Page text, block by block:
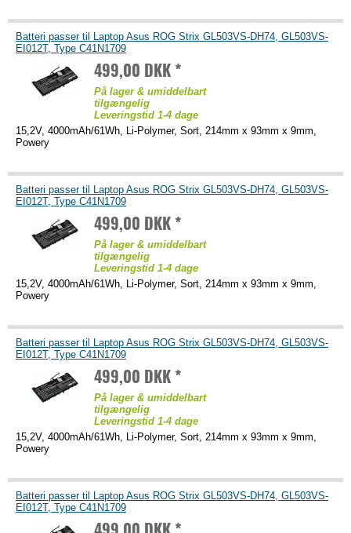
Batteri passer til Laptop Asus ROG Strix GL503VS-DH74, GL503VS-
EI012T, Type C41N1709
499,00 DKK *
På lager & umiddelbart
tilgængelig
Leveringstid 1-4 dage
15,2V, 4000mAh/61Wh, Li-Polymer, Sort, 214mm x 93mm x 9mm,
Powery
Batteri passer til Laptop Asus ROG Strix GL503VS-DH74, GL503VS-
EI012T, Type C41N1709
499,00 DKK *
På lager & umiddelbart
tilgængelig
Leveringstid 1-4 dage
15,2V, 4000mAh/61Wh, Li-Polymer, Sort, 214mm x 93mm x 9mm,
Powery
Batteri passer til Laptop Asus ROG Strix GL503VS-DH74, GL503VS-
EI012T, Type C41N1709
499,00 DKK *
På lager & umiddelbart
tilgængelig
Leveringstid 1-4 dage
15,2V, 4000mAh/61Wh, Li-Polymer, Sort, 214mm x 93mm x 9mm,
Powery
Batteri passer til Laptop Asus ROG Strix GL503VS-DH74, GL503VS-
EI012T, Type C41N1709